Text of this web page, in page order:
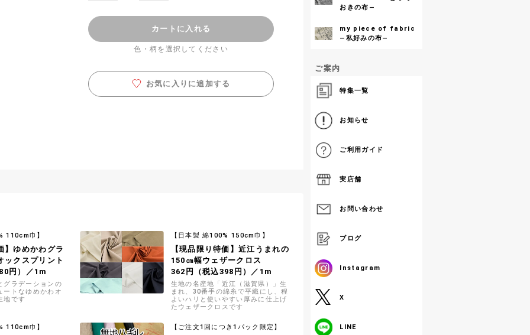
カートに入れる
色・柄を選択してください
お気に入りに追加する
110cm巾】
】ゆめかわグラ
ックスプリント
円）／1m
グラデーションの
ートなゆめかわオ
地です
【日本製 綿100% 150cm巾】
【現品限り特価】近江うまれの
150㎝幅ウェザークロス
362円（税込398円）／1m
生地の名産地「近江（滋賀県）」生
まれ、30番手の綿糸で平織にし、程
よいハリと使いやすい厚みに仕上げ
たウェザークロスです
110cm巾】 【ご注文1回につき1パック限定】
おきの布―
my piece of fabric
―私好みの布―
ご案内
特集一覧
お知らせ
ご利用ガイド
実店舗
お問い合わせ
ブログ
Instagram
X
LINE